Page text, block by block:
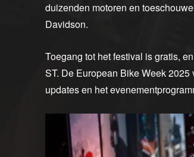
duizenden motoren en
Davidson.
Toegang tot het festival is gratis,
ST. De European Bike Week
updates en het